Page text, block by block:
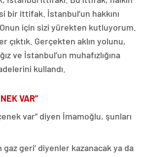
bir ittifak. İstanbul’un hakkını
için sizi yürekten kutluyorum.
çıktık. Gerçekten aklın yolunu,
ve İstanbul’un muhafızlığına
kullandı.
VAR”
var” diyen İmamoğlu, şunları
gaz geri’ diyenler kazanacak ya da